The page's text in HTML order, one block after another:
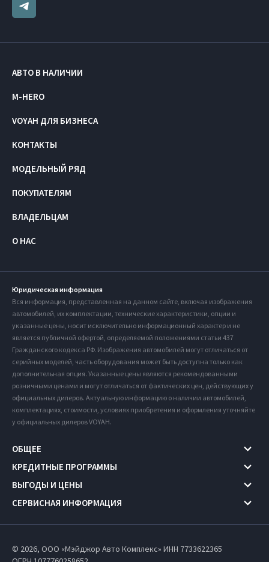
АВТО В НАЛИЧИИ
M-HERO
VOYAH ДЛЯ БИЗНЕСА
КОНТАКТЫ
МОДЕЛЬНЫЙ РЯД
ПОКУПАТЕЛЯМ
ВЛАДЕЛЬЦАМ
О НАС
Юридическая информация
Вся информация, представленная на данном сайте, включая изображения
автомобилей, их комплектации, технические характеристики, опции и
указанные цены, носит исключительно информационный характер и не
является публичной офертой, определяемой положениями статьи 437
Гражданского кодекса РФ. Изображения автомобилей могут отличаться от
серийных моделей, часть оборудования может быть доступна только как
дополнительная опция. Указанные цены являются рекомендованными
розничными ценами и могут отличаться от фактических цен, действующих у
официальных дилеров. Актуальную информацию о наличии автомобилей,
комплектациях, стоимости, условиях приобретения и оформления уточняйте
у официальных дилеров VOYAH.
ОБЩЕЕ
КРЕДИТНЫЕ ПРОГРАММЫ
ВЫГОДЫ И ЦЕНЫ
СЕРВИСНАЯ ИНФОРМАЦИЯ
© 2026, ООО «Мэйджор Авто Комплекс» ИНН 7733622365